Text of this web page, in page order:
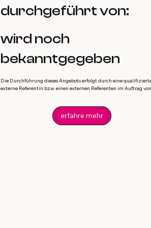
durchgeführt von:
wird noch
bekanntgegeben
Die Durchführung dieses Angebots erfolgt durch eine
externe Referentin bzw. einen externen Referenten im Auftrag
erfahre mehr